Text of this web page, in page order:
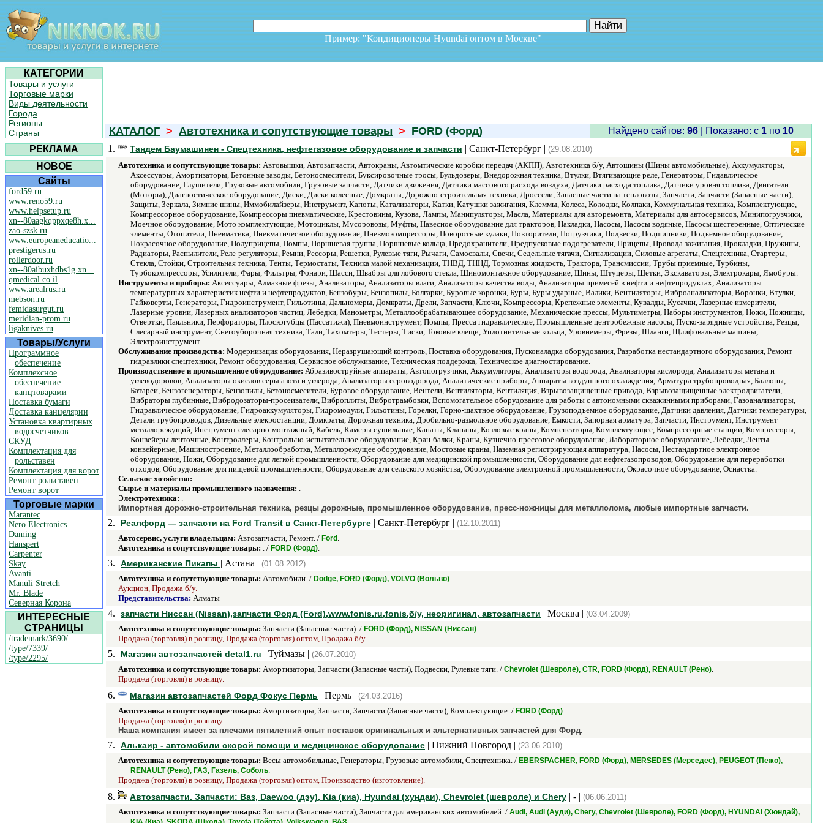
Пример: "Кондиционеры Hyundai оптом в Москве"
КАТЕГОРИИ
Товары и услуги
Торговые марки
Виды деятельности
Города
Регионы
Страны
РЕКЛАМА
НОВОЕ
Сайты
ford59.ru
www.reno59.ru
www.helpsetup.ru
xn--80aagkqppxqe8h.x...
zao-szsk.ru
www.europeaneducatio...
prestigerus.ru
rollerdoor.ru
xn--80aibuxhdbs1g.xn...
qmedical.co.il
www.arealrus.ru
mebson.ru
femidasurgut.ru
meridian-prom.ru
ligaknives.ru
Товары/Услуги
Программное
обеспечение
Комплексное
обеспечение
канцтоварами
Поставка бумаги
Доставка канцелярии
Установка квартирных
водосчетчиков
СКУД
Комплектация для
рольставен
Комплектация для ворот
Ремонт рольставен
Ремонт ворот
Торговые марки
Marantec
Nero Electronics
Daming
Hanspert
Carpenter
Skay
Avanti
Manuli Stretch
Mr. Blade
Северная Корона
ИНТЕРЕСНЫЕ
СТРАНИЦЫ
/trademark/3690/
/type/7339/
/type/2295/
КАТАЛОГ > Автотехника и сопутствующие товары > FORD (Форд) Найдено сайтов: 96| Показано: c 1по 10
1.
Тандем Баумашинен - Спецтехника, нефтегазовое оборудование и запчасти | Санкт-Петербург | (29.08.2010)
Автотехника и сопутствующие товары: Автовышки, Автозапчасти, Автокраны, Автомтические коробки передач (АКПП), Автотехника б/у, Автошины (Шины автомобильные), Аккумуляторы,
Аксессуары, Амортизаторы, Бетонные заводы, Бетоносмесители, Буксировочные тросы, Бульдозеры, Внедорожная техника, Втулки, Втягивающие реле, Генераторы, Гидавлическое
оборудование, Глушители, Грузовые автомобили, Грузовые запчасти, Датчики движения, Датчики массового расхода воздуха, Датчики расхода топлива, Датчики уровня топлива, Двигатели
(Моторы), Диагностическое оборудование, Диски, Диски колесные, Домкраты, Дорожно-строительная техника, Дроссели, Запасные части на тепловозы, Запчасти, Запчасти (Запасные части),
Защиты, Зеркала, Зимние шины, Иммобилайзеры, Инструмент, Капоты, Катализаторы, Катки, Катушки зажигания, Клеммы, Колeса, Колодки, Колпаки, Коммунальная техника, Комплектующие,
Компрессорное оборудование, Компрессоры пневматические, Крестовины, Кузова, Лампы, Манипуляторы, Масла, Материалы для авторемонта, Материалы для автосервисов, Минипогрузчики,
Моечное оборудование, Мото комплектующие, Мотоциклы, Мусоровозы, Муфты, Навесное оборудование для тракторов, Накладки, Насосы, Насосы водяные, Насосы шестеренные, Оптические
элементы, Отопители, Пневматика, Пневматическое оборудование, Пневмокомпрессоры, Поворотные кулаки, Повторители, Погрузчики, Подвески, Подшипники, Подъемное оборудование,
Покрасочное оборудование, Полуприцепы, Помпы, Поршневая группа, Поршневые кольца, Предохранители, Предпусковые подогреватели, Прицепы, Провода зажигания, Прокладки, Пружины,
Радиаторы, Распылители, Реле-регуляторы, Ремни, Рессоры, Решетки, Рулевые тяги, Рычаги, Самосвалы, Свечи, Седельные тягачи, Сигнализации, Силовые агрегаты, Спецтехника, Стартеры,
Стекла, Стойки, Строительная техника, Тенты, Термостаты, Техника малой механизации, ТНВД, ТННД, Тормозная жидкость, Трактора, Трансмиссии, Трубы приемные, Турбины,
Турбокомпрессоры, Усилители, Фары, Фильтры, Фонари, Шасси, Швабры для лобового стекла, Шиномонтажное оборудование, Шины, Штуцеры, Щетки, Экскаваторы, Электрокары, Ямобуры.
Инструменты и приборы: Аксессуары, Алмазные фрезы, Анализаторы, Анализаторы влаги, Анализаторы качества воды, Анализаторы примесей в нефти и нефтепродуктах, Анализаторы
температурных характеристик нефти и нефтепродуктов, Бензобуры, Бензопилы, Болгарки, Буровые коронки, Буры, Буры ударные, Валики, Вентиляторы, Виброанализаторы, Воронки, Втулки,
Гайковерты, Генераторы, Гидроинструмент, Гильотины, Дальномеры, Домкраты, Дрели, Запчасти, Ключи, Компрессоры, Крепежные элементы, Кувалды, Кусачки, Лазерные измерители,
Лазерные уровни, Лазерных анализаторов частиц, Лебедки, Манометры, Металлообрабатывающее оборудование, Механические прессы, Мультиметры, Наборы инструментов, Ножи, Ножницы,
Отвертки, Паяльники, Перфораторы, Плоскогубцы (Пассатижи), Пневмоинструмент, Помпы, Пресса гидравлические, Промышленные центробежные насосы, Пуско-зарядные устройства, Резцы,
Слесарный инструмент, Снегоуборочная техника, Тали, Тахомтеры, Тестеры, Тиски, Токовые клещи, Уплотнительные кольца, Уровнемеры, Фрезы, Шланги, Щлифовальные машины,
Электроинструмент.
Обслуживание производства: Модернизация оборудования, Неразрушающий контроль, Поставка оборудования, Пусконаладка оборудования, Разработка нестандартного оборудования, Ремонт
гидравлики спецтехники, Ремонт оборудования, Сервисное обслуживание, Техническая поддержка, Техническое диагностирование.
Производственное и промышленное оборудование: Абразивоструйные аппараты, Автопогрузчики, Аккумуляторы, Анализаторы водорода, Анализаторы кислорода, Анализаторы метана и
углеводоровов, Анализаторы окислов серы азота и углерода, Анализаторы сероводорода, Аналитические приборы, Аппараты воздушного охлаждения, Арматура трубопроводная, Баллоны,
Батареи, Бензогенераторы, Бензопилы, Бетоносмесители, Буровое оборудование, Вентели, Вентиляторы, Вентиляция, Взрывозащищенные привода, Взрывозащищенные электродвигатели,
Вибраторы глубинные, Вибродозаторы-просеиватели, Виброплиты, Вибротрамбовки, Вспомогательное оборудование для работы с автономными скважинными приборами, Газоанализаторы,
Гидравлическое оборудование, Гидроаккумуляторы, Гидромодули, Гильотины, Горелки, Горно-шахтное оборудование, Грузоподъемное оборудование, Датчики давления, Датчики температуры,
Детали трубопроводов, Дизельные элекростанции, Домкраты, Дорожная техника, Дробильно-размольное оборудование, Емкости, Запорная арматура, Запчасти, Инструмент, Инструмент
металлорежущий, Инструмент слесарно-монтажный, Кабель, Камеры сушильные, Канаты, Клапаны, Козловые краны, Компенсаторы, Комплектующее, Компрессорные станции, Компрессоры,
Конвейеры ленточные, Контроллеры, Контрольно-испытательное оборудование, Кран-балки, Краны, Кузнечно-прессовое оборудование, Лабораторное оборудование, Лебедки, Ленты
конвейерные, Машиностроение, Металлообработка, Металлорежущее оборудование, Мостовые краны, Наземная регистрирующая аппаратура, Насосы, Нестандартное электронное
оборудование, Ножи, Оборудование для легкой промышленности, Оборудование для медицинской промышленности, Оборудование для нефтегазопроводов, Оборудование для переработки
отходов, Оборудование для пищевой промышленности, Оборудование для сельского хозяйства, Оборудование электронной промышленности, Окрасочное оборудование, Оснастка.
Сельское хозяйство: .
Сырье и материалы промышленного назначения: .
Электротехника: .
Импортная дорожно-строительная техника, резцы дорожные, промышленное оборудование, пресс-ножницы для металлолома, любые импортные запчасти.
2. Реалфорд — запчасти на Ford Transit в Санкт-Петербурге | Санкт-Петербург | (12.10.2011)
Автосервис, услуги владельцам: Автозапчасти, Ремонт. / Ford .
Автотехника и сопутствующие товары: . / FORD (Форд).
3. Американские Пикапы | Астана | (01.08.2012)
Автотехника и сопутствующие товары: Автомобили. / Dodge, FORD (Форд), VOLVO (Вольво).
Аукцион, Продажа б/у.
Представительства: Алматы
4. запчасти Ниссан (Nissan),запчасти Форд (Ford),www.fonis.ru,fonis,б/у, неоригинал, автозапчасти | Москва | (03.04.2009)
Автотехника и сопутствующие товары: Запчасти (Запасные части). / FORD (Форд), NISSAN (Ниссан).
Продажа (торговля) в розницу, Продажа (торговля) оптом, Продажа б/у.
5. Магазин автозапчастей detal1.ru | Туймазы | (26.07.2010)
Автотехника и сопутствующие товары: Амортизаторы, Запчасти (Запасные части), Подвески, Рулевые тяги. / Chevrolet (Шевроле), CTR, FORD (Форд), RENAULT (Рено).
Продажа (торговля) в розницу.
6. Магазин автозапчастей Форд Фокус Пермь | Пермь | (24.03.2016)
Автотехника и сопутствующие товары: Амортизаторы, Запчасти, Запчасти (Запасные части), Комплектующие. / FORD (Форд).
Продажа (торговля) в розницу.
Наша компания имеет за плечами пятилетний опыт поставок оригинальных и альтернативных запчастей для Форд.
7. Алькаир - автомобили скорой помощи и медицинское оборудование | Нижний Новгород | (23.06.2010)
Автотехника и сопутствующие товары: Весы автомобильные, Генераторы, Грузовые автомобили, Спецтехника. / EBERSPACHER, FORD (Форд), MERSEDES (Мерседес), PEUGEOT (Пежо),
RENAULT (Рено), ГАЗ, Газель, Соболь.
Продажа (торговля) в розницу, Продажа (торговля) оптом, Производство (изготовление).
8. Автозапчасти. Запчасти: Ваз, Daewoo (дэу), Kia (киа), Hyundai (хундаи), Сhevrolet (шевроле) и Chery | - | (06.06.2011)
Автотехника и сопутствующие товары: Запчасти (Запасные части), Запчасти для американских автомобилей. / Audi, Audi (Ауди), Chery, Chevrolet (Шевроле), FORD (Форд), HYUNDAI (Хюндай),